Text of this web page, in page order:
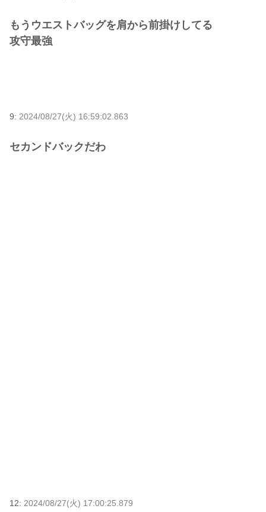
もうウエストバッグを肩から前掛けしてる
攻守最強
9: 2024/08/27(火) 16:59:02.863
セカンドバックだわ
12: 2024/08/27(火) 17:00:25.879